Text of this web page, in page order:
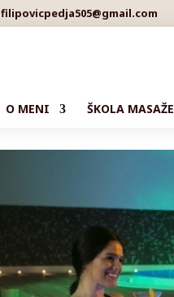
filipovicpedja505@gmail.com
O MENI ŠKOLA MASAŽE